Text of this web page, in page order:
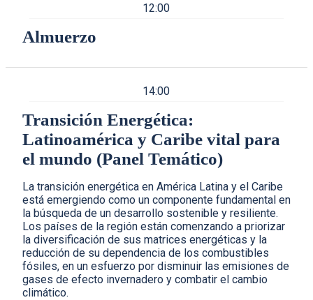
12:00
Almuerzo
14:00
Transición Energética:
Latinoamérica y Caribe vital para
el mundo (Panel Temático)
La transición energética en América Latina y el Caribe
está emergiendo como un componente fundamental en
la búsqueda de un desarrollo sostenible y resiliente.
Los países de la región están comenzando a priorizar
la diversificación de sus matrices energéticas y la
reducción de su dependencia de los combustibles
fósiles, en un esfuerzo por disminuir las emisiones de
gases de efecto invernadero y combatir el cambio
climático.